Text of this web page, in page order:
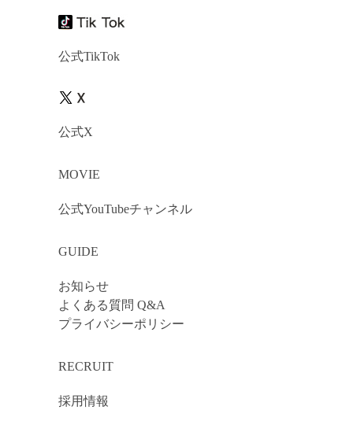
公式TikTok
公式X
MOVIE
公式YouTubeチャンネル
GUIDE
お知らせ
よくある質問 Q&A
プライバシーポリシー
RECRUIT
採用情報